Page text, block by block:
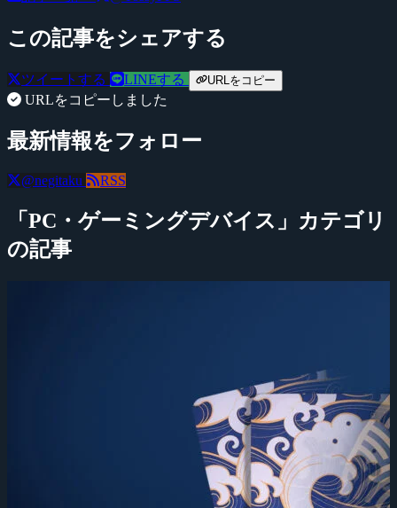
この記事をシェアする
ツイートする LINEする URLをコピー
URLをコピーしました
最新情報をフォロー
@negitaku RSS
「PC・ゲーミングデバイス」カテゴリ
の記事